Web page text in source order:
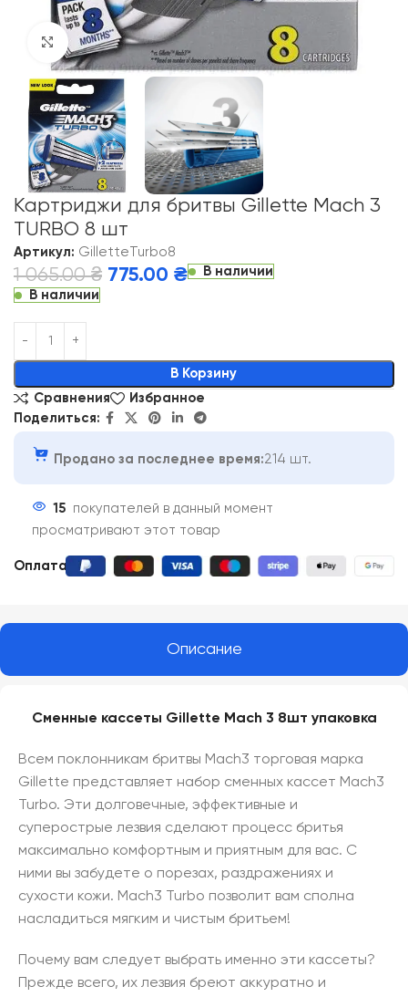
Click to enlarge
Картриджи для бритвы Gillette Mach 3
TURBO 8 шт
Артикул: GilletteTurbo8
1 065.00₴ 775.00 ₴
В наличии
В наличии
В Корзину
Alternative:
Сравнения
Избранное
Поделиться:
Продано за последнее время:214 шт.
15 покупателей в данный момент
просматривают этот товар
Оплата:
Описание
Сменные кассеты Gillette Mach 3 8шт упаковка
Всем поклонникам бритвы Mach3 торговая марка
Gillette представляет набор сменных кассет Mach3
Turbo. Эти долговечные, эффективные и
суперострые лезвия сделают процесс бритья
максимально комфортным и приятным для вас. С
ними вы забудете о порезах, раздражениях и
сухости кожи. Mach3 Turbo позволит вам сполна
насладиться мягким и чистым бритьем!
Почему вам следует выбрать именно эти кассеты?
Прежде всего, их лезвия бреют аккуратно и